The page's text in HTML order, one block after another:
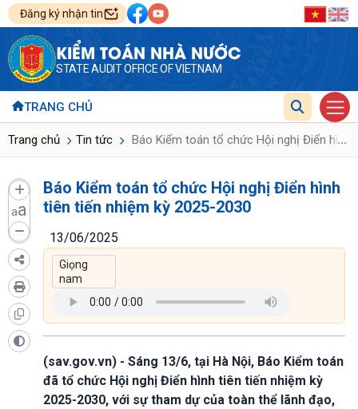
Đăng ký nhận tin
KIỂM TOÁN NHÀ NƯỚC
STATE AUDIT OFFICE OF VIETNAM
TRANG CHỦ
Trang chủ Tin tức Báo Kiểm toán tổ chức Hội nghị Điển hình
...
aa
Báo Kiểm toán tổ chức Hội nghị Điển hình
tiên tiến nhiệm kỳ 2025-2030
13/06/2025
(sav.gov.vn) - Sáng 13/6, tại Hà Nội, Báo Kiểm toán
đã tổ chức Hội nghị Điển hình tiên tiến nhiệm kỳ
2025-2030, với sự tham dự của toàn thể lãnh đạo,